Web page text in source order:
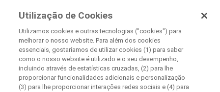
Pesquisa Clínica
Na Roche
Disease Area Overview
Transtorno Autoimune
Lúpus Sistêmico Eritematoso
Fechar
Fechar
Fechar
Fechar
Utilização de Cookies
Utilizamos cookies e outras tecnologias ("cookies") para
melhorar o nosso website. Para além dos cookies
essenciais, gostaríamos de utilizar cookies (1) para saber
como o nosso website é utilizado e o seu desempenho,
incluindo através de estatísticas cruzadas, (2) para lhe
proporcionar funcionalidades adicionais e personalização
(3) para lhe proporcionar interações redes sociais e (4) para